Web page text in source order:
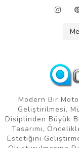
Modern Bir
Geliştirilmesi,
Disiplinden Büyük
Tasarımı,
Estetiğini